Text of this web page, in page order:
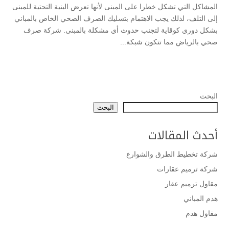
المشاكل التي تشكل خطرا على المبنى لأنها تعرض البنية التحتية للمبنى
إلى التلف، لذلك يجب الاهتمام بتسليك الصرف الصحي الخاص بالمباني
بشكل دوري كوقاية لتجنب حدوث أي مشكلة بالمبنى. شركة صرف
صحي بالرياض مما تتكون شبكة...
البحث
البحث
أحدث المقالات
شركة تخطيط الطرق والشوارع
شركة ترميم عقارات
مقاول ترميم عقار
هدم المباني
مقاول هدم